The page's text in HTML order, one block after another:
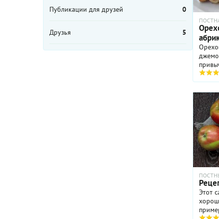
Публикации для друзей 0
Друзья 5
нет
меру
даже
можно
никто
Этот